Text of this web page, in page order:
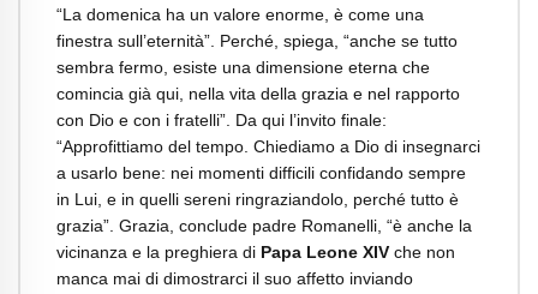
“La domenica ha un valore enorme, è come una
finestra sull’eternità”. Perché, spiega, “anche se tutto
sembra fermo, esiste una dimensione eterna che
comincia già qui, nella vita della grazia e nel rapporto
con Dio e con i fratelli”. Da qui l’invito finale:
“Approfittiamo del tempo. Chiediamo a Dio di insegnarci
a usarlo bene: nei momenti difficili confidando sempre
in Lui, e in quelli sereni ringraziandolo, perché tutto è
grazia”. Grazia, conclude padre Romanelli, “è anche la
vicinanza e la preghiera di Papa Leone XIV che non
manca mai di dimostrarci il suo affetto inviando